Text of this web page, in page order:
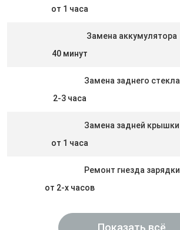
от 1 часа
Замена аккумулятора
40 минут
Замена заднего стекла
2-3 часа
Замена задней крышки
от 1 часа
Ремонт гнезда зарядки
от 2-х часов
Показать всё